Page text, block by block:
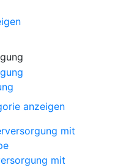
anzeigen
mit